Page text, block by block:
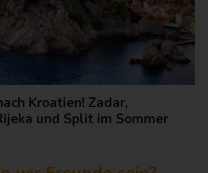
Kroatien! Zadar,
und Split im Sommer